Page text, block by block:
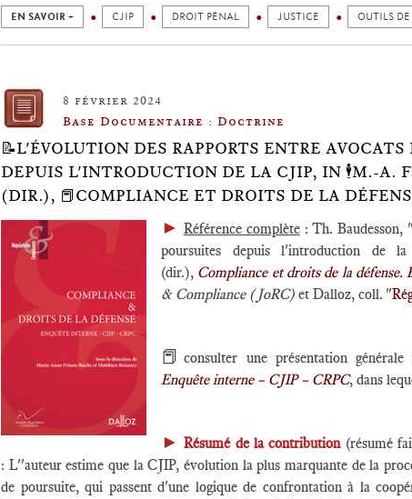
EN SAVOIR + CJIP DROIT PÉNAL JUSTICE OUTILS
8 février 2024
Base Documentaire : Doctrine
📝L'ÉVOLUTION DES RAPPORTS ENTRE
DEPUIS L'INTRODUCTION DE LA CJIP, IN 🕴️M.-A.
(DIR.), 📕COMPLIANCE ET DROITS DE LA
► Référence complète: Th. Baudesson,
poursuites depuis l'introduction de
(dir.), Compliance et droits de la
& Compliance (JoRC) et Dalloz, coll. "
📕consulter une présentation
Enquête interne – CJIP – CRPC, dans
►Résumé de la contribution (résumé
: L''auteur estime que la CJIP, évolution la plus marquante de la
de poursuite, qui passent d'une logique de confrontation à la